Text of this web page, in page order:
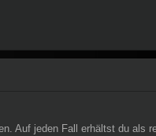
Auf jeden Fall erhältst du als